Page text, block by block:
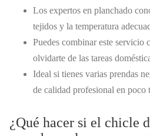
Los expertos en planchado
tejidos y la temperatura
Puedes combinar este servicio
olvidarte de las tareas
Ideal si tienes varias prendas
de calidad profesional en poco
¿Qué hacer si el chicle